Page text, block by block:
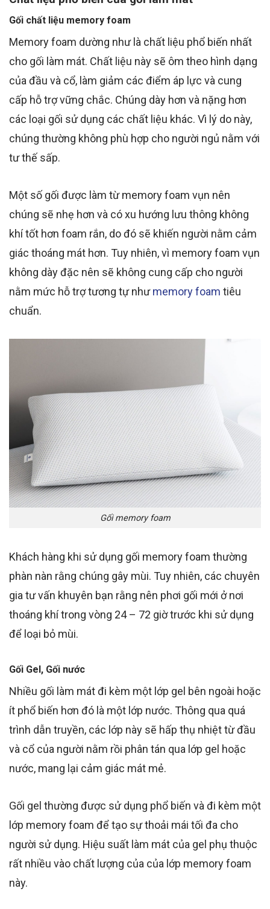
Gối chất liệu memory foam
Memory foam dường như là chất liệu phổ biến nhất
cho gối làm mát. Chất liệu này sẽ ôm theo hình dạng
của đầu và cổ, làm giảm các điểm áp lực và cung
cấp hỗ trợ vững chắc. Chúng dày hơn và nặng hơn
các loại gối sử dụng các chất liệu khác. Vì lý do này,
chúng thường không phù hợp cho người ngủ nằm với
tư thế sấp.
Một số gối được làm từ memory foam vụn nên
chúng sẽ nhẹ hơn và có xu hướng lưu thông không
khí tốt hơn foam rắn, do đó sẽ khiến người nằm cảm
giác thoáng mát hơn. Tuy nhiên, vì memory foam vụn
không dày đặc nên sẽ không cung cấp cho người
nằm mức hỗ trợ tương tự nhưmemory foam tiêu
chuẩn.
Gối memory foam
Khách hàng khi sử dụng gối memory foam thường
phàn nàn rằng chúng gây mùi. Tuy nhiên, các chuyên
gia tư vấn khuyên bạn rằng nên phơi gối mới ở nơi
thoáng khí trong vòng 24 – 72 giờ trước khi sử dụng
để loại bỏ mùi.
Gối Gel, Gối nước
Nhiều gối làm mát đi kèm một lớp gel bên ngoài hoặc
ít phổ biến hơn đó là một lớp nước. Thông qua quá
trình dẫn truyền, các lớp này sẽ hấp thụ nhiệt từ đầu
và cổ của người nằm rồi phân tán qua lớp gel hoặc
nước, mang lại cảm giác mát mẻ.
Gối gel thường được sử dụng phổ biến và đi kèm một
lớp memory foam để tạo sự thoải mái tối đa cho
người sử dụng. Hiệu suất làm mát của gel phụ thuộc
rất nhiều vào chất lượng của của lớp memory foam
này.